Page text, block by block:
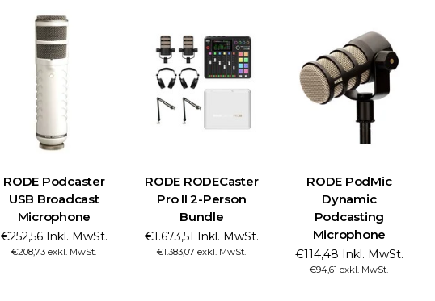
RODE Podcaster
USB Broadcast
Microphone
€252,56 Inkl. MwSt.
€208,73 exkl. MwSt.
RODE RODECaster
Pro II 2-Person
Bundle
€1.673,51 Inkl. MwSt.
€1.383,07 exkl. MwSt.
RODE PodMic
Dynamic
Podcasting
Microphone
€114,48 Inkl. MwSt.
€94,61 exkl. MwSt.